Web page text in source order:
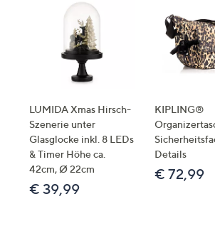
LUMIDA Xmas Hirsch-
Szenerie unter
Glasglocke inkl. 8 LEDs
& Timer Höhe ca.
42cm, Ø 22cm
€ 39,99
KIPLING®
Details
€ 72,99